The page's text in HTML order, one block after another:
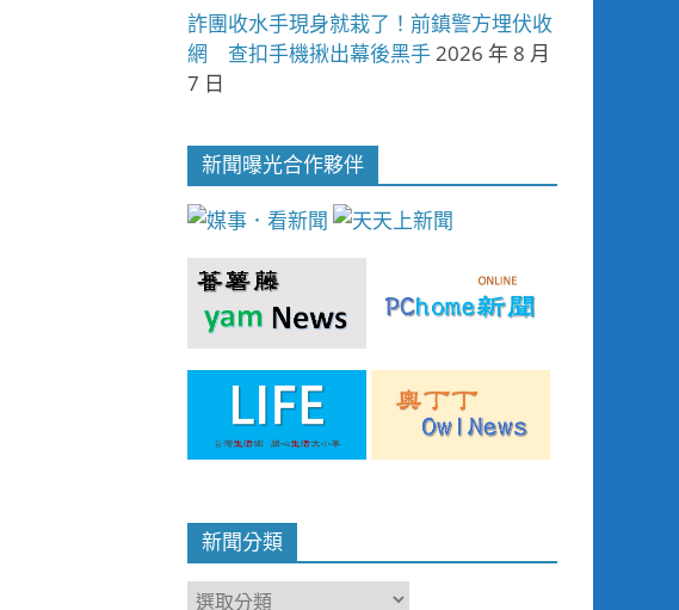
詐團收水手現身就栽了！前鎮警方埋伏收
網 查扣手機揪出幕後黑手2026 年 8 月
7 日
新聞曝光合作夥伴
新聞分類
新